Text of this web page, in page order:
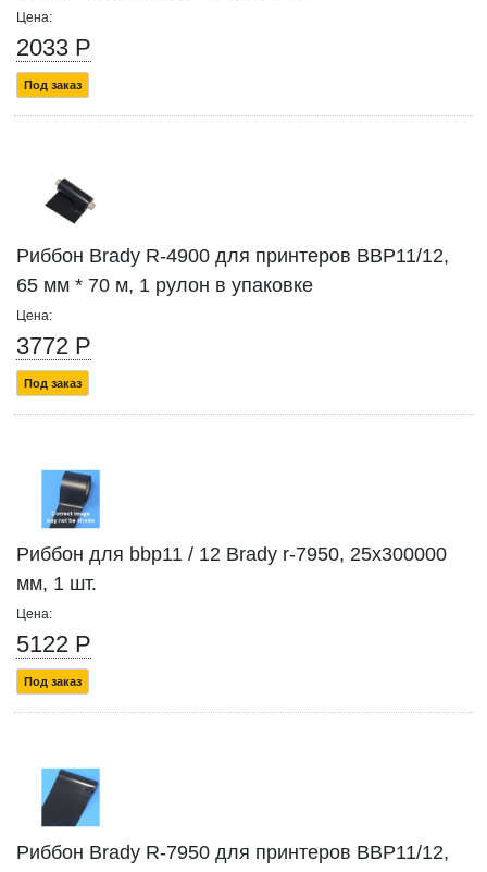
Цена:
2033 Р
Под заказ
Риббон Brady R-4900 для принтеров BBP11/12,
65 мм * 70 м, 1 рулон в упаковке
Цена:
3772 Р
Под заказ
Риббон для bbp11 / 12 Brady r-7950, 25x300000
мм, 1 шт.
Цена:
5122 Р
Под заказ
Риббон Brady R-7950 для принтеров BBP11/12,